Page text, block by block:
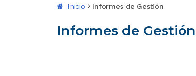
Inicio Informes de Gestión
Informes de Gestión